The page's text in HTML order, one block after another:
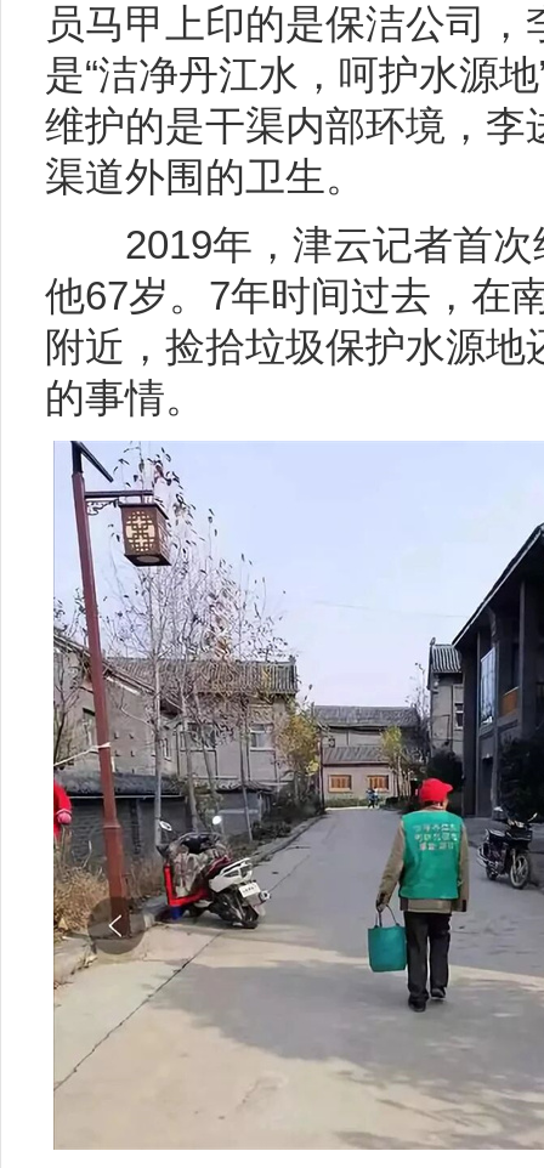
员马甲上印的是保洁公司，
是“洁净丹江水，呵护水源
维护的是干渠内部环境，李
渠道外围的卫生。
2019年，津云记者首次
他67岁。7年时间过去，在
附近，捡拾垃圾保护水源地
的事情。